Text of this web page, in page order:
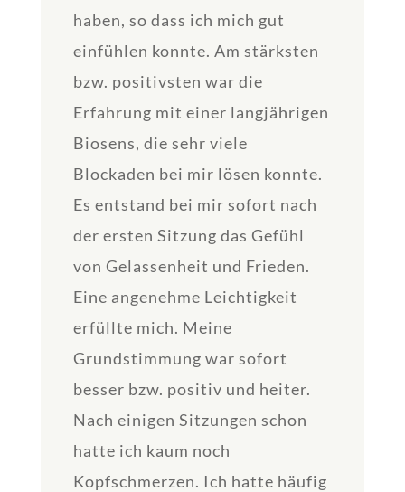
haben, so dass ich mich gut
einfühlen konnte. Am stärksten
bzw. positivsten war die
Erfahrung mit einer langjährigen
Biosens, die sehr viele
Blockaden bei mir lösen konnte.
Es entstand bei mir sofort nach
der ersten Sitzung das Gefühl
von Gelassenheit und Frieden.
Eine angenehme Leichtigkeit
erfüllte mich. Meine
Grundstimmung war sofort
besser bzw. positiv und heiter.
Nach einigen Sitzungen schon
hatte ich kaum noch
Kopfschmerzen. Ich hatte häufig